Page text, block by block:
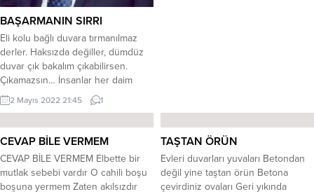
BAŞARMANIN SIRRI
Eli kolu bağlı duvara tırmanılmaz
derler. Haksızda değiller, dümdüz
duvar çık bakalım çıkabilirsen.
Çıkamazsın… İnsanlar her daim
zengin olmanın hayalini kurar. Nasıl
hayal eder, önce masasına oturur,
orada da değilse mutlaka bir yer
bulup hülyalara dalacak bir yer
bulur. Hayal bedava, aklından
geçenler, düşünceler, bir eli...
2 Mayıs 2022 21:45 1
CEVAP BİLE VERMEM
CEVAP BİLE VERMEM Elbette bir
mutlak sebebi vardır O cahili boşu
boşuna yermem Zaten akılsızdır
TAŞTAN ÖRÜN
Evleri duvarları yuvaları Betondan
değil yine taştan örün Betona
çevirdiniz ovaları Geri yıkında